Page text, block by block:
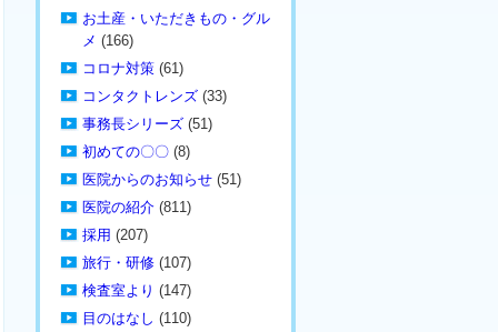
お土産・いただきもの・グル
メ (166)
コロナ対策 (61)
コンタクトレンズ (33)
事務長シリーズ (51)
初めての〇〇 (8)
医院からのお知らせ (51)
医院の紹介 (811)
採用 (207)
旅行・研修 (107)
検査室より (147)
目のはなし (110)